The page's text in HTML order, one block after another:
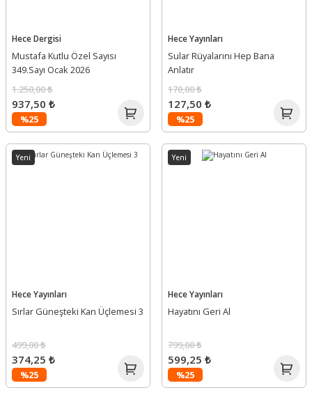
Hece Dergisi
Mustafa Kutlu Özel Sayısı
349.Sayı Ocak 2026
%25
1.250,00 ₺
937,50 ₺
Hece Yayınları
Sular Rüyalarını Hep Bana
Anlatır
%25
170,00 ₺
127,50 ₺
Yeni
Hece Yayınları
Sırlar Güneşteki Kan Üçlemesi 3
%25
499,00 ₺
374,25 ₺
Yeni
Hece Yayınları
Hayatını Geri Al
%25
799,00 ₺
599,25 ₺